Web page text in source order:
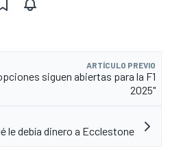
ARTÍCULO PREVIO
siguen abiertas para la F1
2025"
le debía dinero a Ecclestone